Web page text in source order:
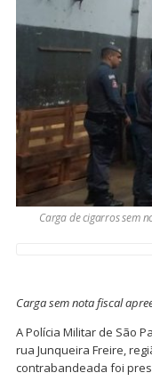
Carga de cigarros sem
Carga sem nota fiscal
A Polícia Militar de São
rua Junqueira Freire,
contrabandeada foi